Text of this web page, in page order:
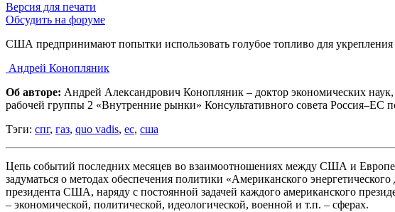
Версия для печати
Обсудить на форуме
США предпринимают попытки использовать голубое топливо для
Андрей Конопляник
Об авторе: Андрей Александрович Конопляник – доктор экономических
рабочей группы 2 «Внутренние рынки» Консультативного совета
Тэги: спг, газ, quo vadis, ес, сша
Цепь событий последних месяцев во взаимоотношениях между США и
задуматься о методах обеспечения политики «Американского
президента США, наряду с постоянной задачей каждого американского
– экономической, политической, идеологической, военной и т.п. – сферах.